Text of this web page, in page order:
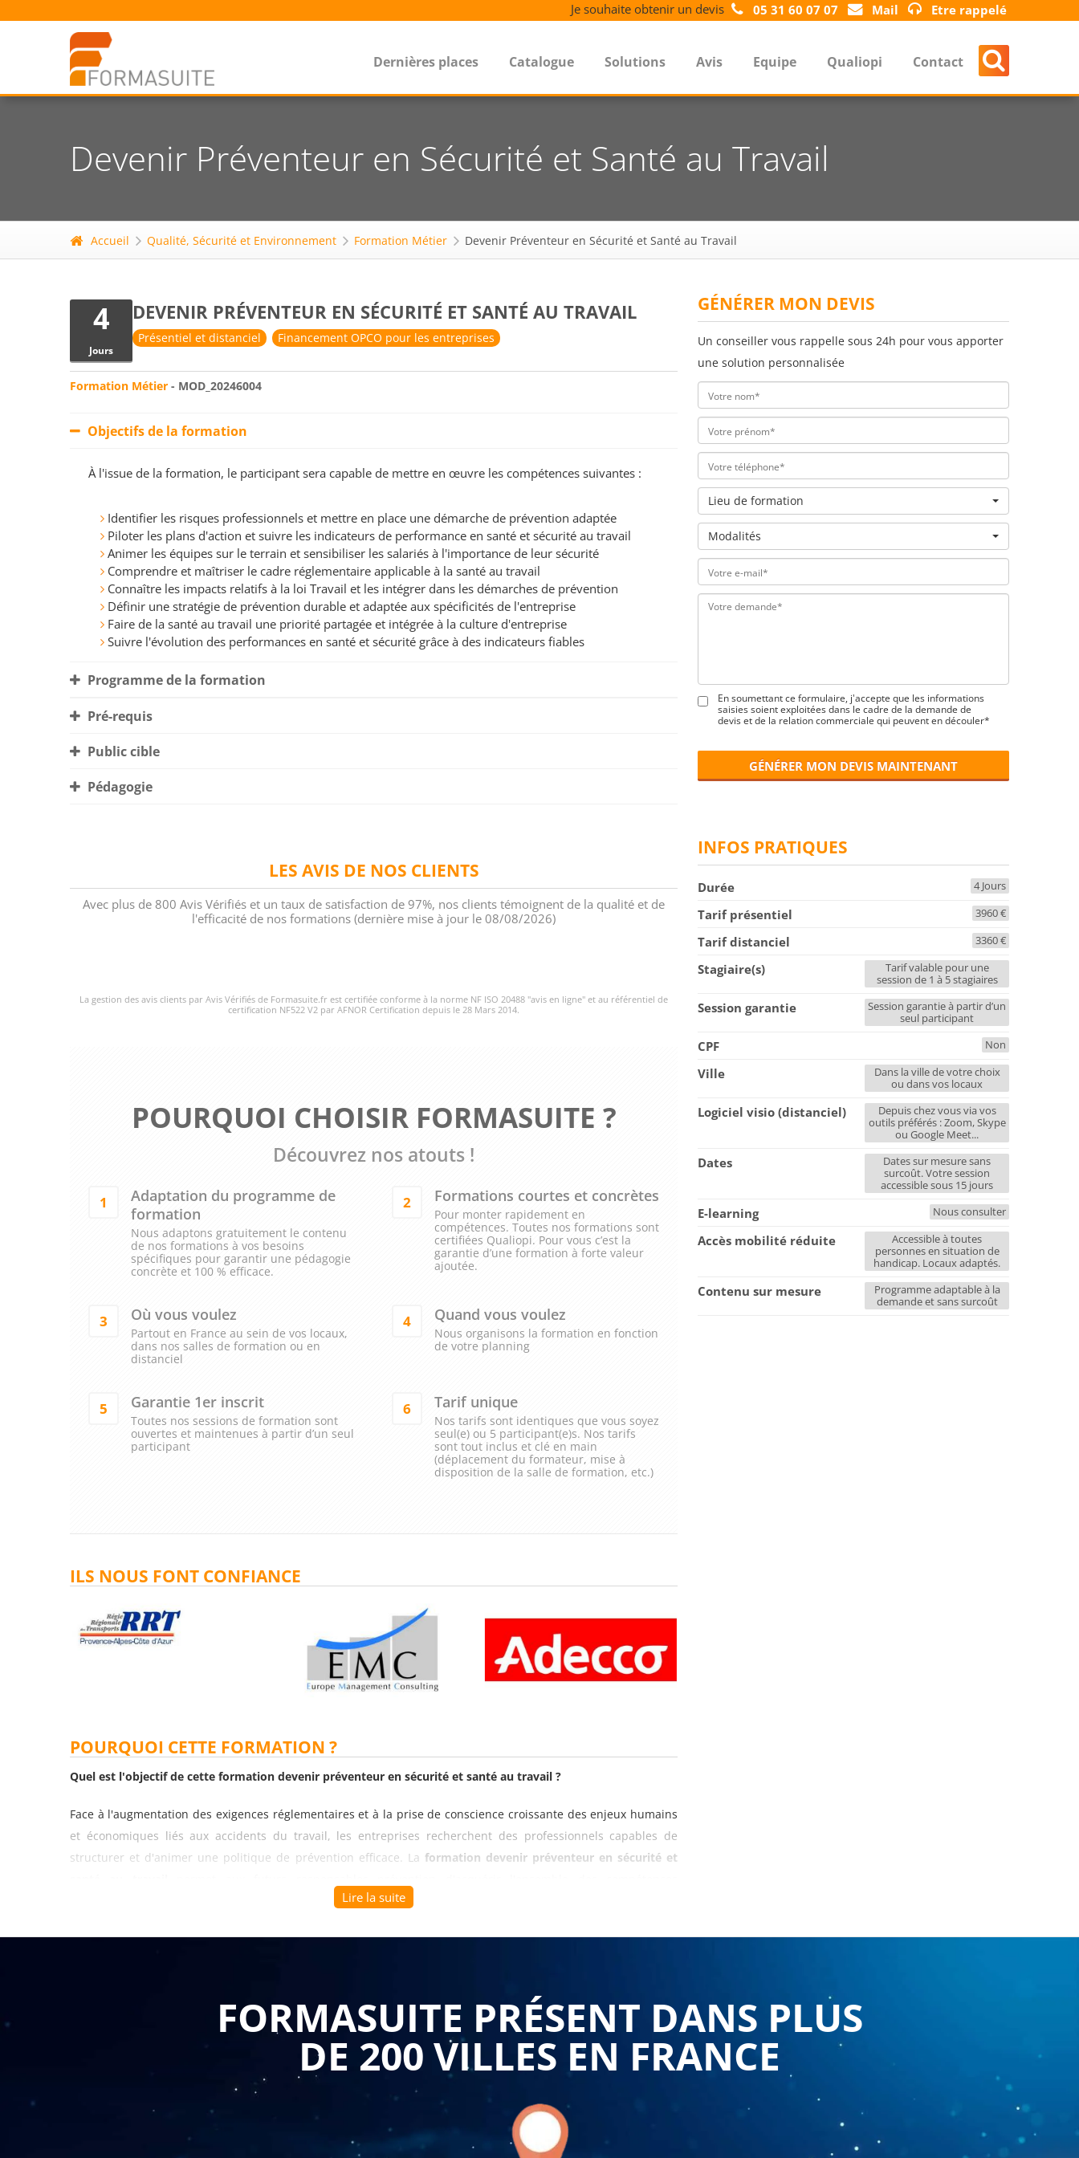
Je souhaite obtenir un devis 05 31 60 07 07 Mail Etre rappelé
Dernières places Catalogue Solutions Avis Equipe Qualiopi Contact
Devenir Préventeur en Sécurité et Santé au Travail
Accueil Qualité, Sécurité et Environnement Formation Métier Devenir Préventeur en Sécurité et Santé au Travail
4
Jours
DEVENIR PRÉVENTEUR EN SÉCURITÉ ET SANTÉ AU TRAVAIL
Présentiel et distanciel Financement OPCO pour les entreprises
Formation Métier - MOD_20246004
Objectifs de la formation
À l'issue de la formation, le participant sera capable de mettre en œuvre les compétences suivantes :
Identifier les risques professionnels et mettre en place une démarche de prévention adaptée
Piloter les plans d'action et suivre les indicateurs de performance en santé et sécurité au travail
Animer les équipes sur le terrain et sensibiliser les salariés à l'importance de leur sécurité
Comprendre et maîtriser le cadre réglementaire applicable à la santé au travail
Connaître les impacts relatifs à la loi Travail et les intégrer dans les démarches de prévention
Définir une stratégie de prévention durable et adaptée aux spécificités de l'entreprise
Faire de la santé au travail une priorité partagée et intégrée à la culture d'entreprise
Suivre l'évolution des performances en santé et sécurité grâce à des indicateurs fiables
Programme de la formation
Pré-requis
Public cible
Pédagogie
LES AVIS DE NOS CLIENTS
Avec plus de 800 Avis Vérifiés et un taux de satisfaction de 97%, nos clients témoignent de la qualité et de
l'efficacité de nos formations (dernière mise à jour le 08/08/2026)
La gestion des avis clients par Avis Vérifiés de Formasuite.fr est certifiée conforme à la norme NF ISO 20488 "avis en ligne" et au référentiel de
certification NF522 V2 par AFNOR Certification depuis le 28 Mars 2014.
POURQUOI CHOISIR FORMASUITE ?
Découvrez nos atouts !
1
Adaptation du programme de
formation
Nous adaptons gratuitement le contenu
de nos formations à vos besoins
spécifiques pour garantir une pédagogie
concrète et 100 % efficace.
2 Formations courtes et concrètes
Pour monter rapidement en
compétences. Toutes nos formations sont
certifiées Qualiopi. Pour vous c’est la
garantie d’une formation à forte valeur
ajoutée.
3 Où vous voulez
Partout en France au sein de vos locaux,
dans nos salles de formation ou en
distanciel
4 Quand vous voulez
Nous organisons la formation en fonction
de votre planning
5 Garantie 1er inscrit
Toutes nos sessions de formation sont
ouvertes et maintenues à partir d’un seul
participant
6 Tarif unique
Nos tarifs sont identiques que vous soyez
seul(e) ou 5 participant(e)s. Nos tarifs
sont tout inclus et clé en main
(déplacement du formateur, mise à
disposition de la salle de formation, etc.)
ILS NOUS FONT CONFIANCE
POURQUOI CETTE FORMATION ?
Quel est l'objectif de cette formation devenir préventeur en sécurité et santé au travail ?
Face à l'augmentation des exigences réglementaires et à la prise de conscience croissante des enjeux humains
et économiques liés aux accidents du travail, les entreprises recherchent des professionnels capables de
structurer et d'animer une politique de prévention efficace. La formation devenir préventeur en sécurité et
techniques, méthodologiques et relationnelles pour exercer ce métier stratégique. Cette expertise transforme la
adaptée constitue le socle fondamental du métier de préventeur. Les participants explorent les différentes
familles de risques physiques, chimiques, biologiques, psychosociaux et organisationnels, apprennent à
conduire des analyses de poste et des visites de sécurité méthodiques, et maîtrisent l'élaboration du document
unique d'évaluation des risques professionnels. Cette approche systématique leur permet d'établir une
cartographie exhaustive des dangers, de hiérarchiser les priorités selon la criticité et de concevoir des plans de
prévention cohérents intégrant les principes généraux de protection collective et individuelle.
adapte gratuitement le programme aux spécificités de votre secteur d'activité, industrie, BTP, logistique,
services ou santé, pour une application immédiate sur vos situations de travail réelles.
Lire la suite
GÉNÉRER MON DEVIS
Un conseiller vous rappelle sous 24h pour vous apporter
une solution personnalisée
Lieu de formation
Modalités
En soumettant ce formulaire, j'accepte que les informations
saisies soient exploitées dans le cadre de la demande de
devis et de la relation commerciale qui peuvent en découler*
GÉNÉRER MON DEVIS MAINTENANT
INFOS PRATIQUES
Durée 4 Jours
Tarif présentiel 3960 €
Tarif distanciel 3360 €
Stagiaire(s)
Tarif valable pour une
session de 1 à 5 stagiaires
Session garantie
Session garantie à partir d’un
seul participant
CPF Non
Ville
Dans la ville de votre choix
ou dans vos locaux
Logiciel visio (distanciel)
Depuis chez vous via vos
outils préférés : Zoom, Skype
ou Google Meet...
Dates
Dates sur mesure sans
surcoût. Votre session
accessible sous 15 jours
E-learning Nous consulter
Accès mobilité réduite
Accessible à toutes
personnes en situation de
handicap. Locaux adaptés.
Contenu sur mesure
Programme adaptable à la
demande et sans surcoût
FORMASUITE PRÉSENT DANS PLUS
DE 200 VILLES EN FRANCE